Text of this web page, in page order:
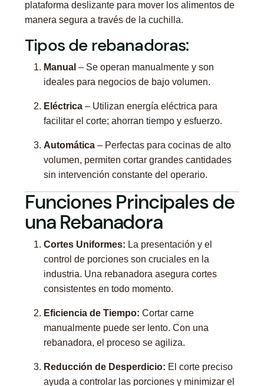
plataforma deslizante para mover los alimentos de
manera segura a través de la cuchilla.
Tipos de rebanadoras:
Manual – Se operan manualmente y son
ideales para negocios de bajo volumen.
Eléctrica – Utilizan energía eléctrica para
facilitar el corte; ahorran tiempo y esfuerzo.
Automática – Perfectas para cocinas de alto
volumen, permiten cortar grandes cantidades
sin intervención constante del operario.
Funciones Principales de
una Rebanadora
Cortes Uniformes: La presentación y el
control de porciones son cruciales en la
industria. Una rebanadora asegura cortes
consistentes en todo momento.
Eficiencia de Tiempo: Cortar carne
manualmente puede ser lento. Con una
rebanadora, el proceso se agiliza.
Reducción de Desperdicio: El corte preciso
ayuda a controlar las porciones y minimizar el